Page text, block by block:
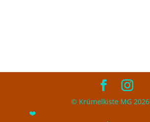
© Krümelkiste MG 2026
❤️